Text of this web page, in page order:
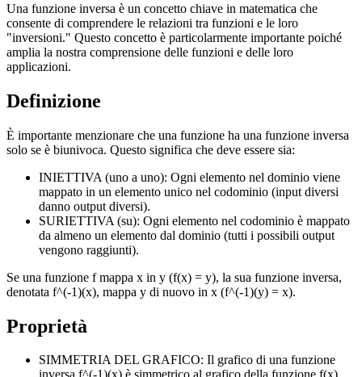
Una funzione inversa è un concetto chiave in matematica che
consente di comprendere le relazioni tra funzioni e le loro
"inversioni." Questo concetto è particolarmente importante poiché
amplia la nostra comprensione delle funzioni e delle loro
applicazioni.
Definizione
È importante menzionare che una funzione ha una funzione inversa
solo se è biunivoca. Questo significa che deve essere sia:
INIETTIVA (uno a uno): Ogni elemento nel dominio viene
mappato in un elemento unico nel codominio (input diversi
danno output diversi).
SURIETTIVA (su): Ogni elemento nel codominio è mappato
da almeno un elemento dal dominio (tutti i possibili output
vengono raggiunti).
Se una funzione f mappa x in y (f(x) = y), la sua funzione inversa,
denotata f^(-1)(x), mappa y di nuovo in x (f^(-1)(y) = x).
Proprietà
SIMMETRIA DEL GRAFICO: Il grafico di una funzione